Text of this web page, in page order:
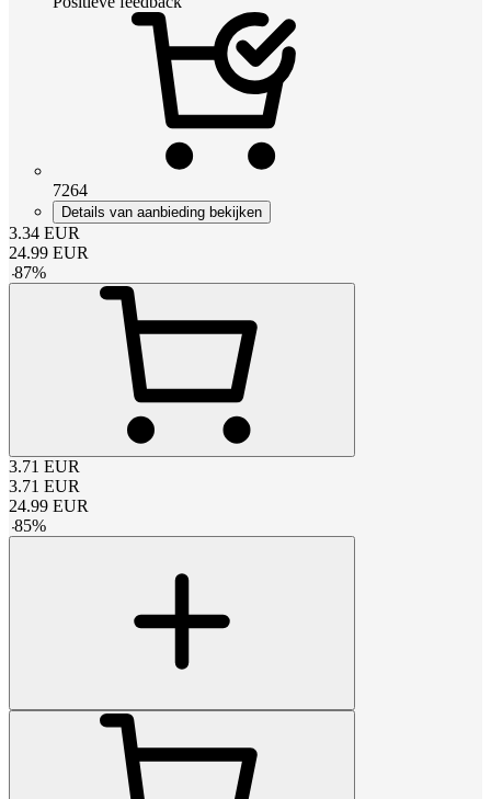
7264
Details van aanbieding bekijken
3.34 EUR
24.99 EUR
-87%
3.71 EUR
3.71 EUR
24.99 EUR
-85%